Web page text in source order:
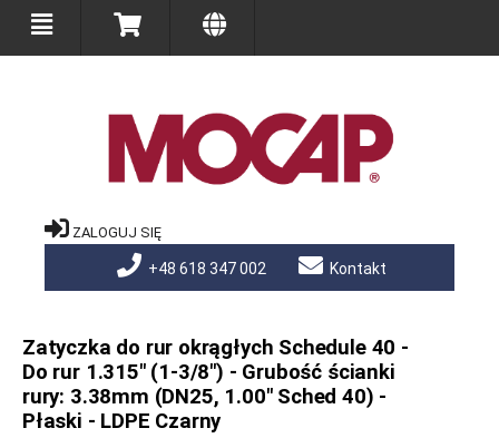
ZALOGUJ SIĘ
+48 618 347 002 Kontakt
Zatyczka do rur okrągłych Schedule 40 -
Do rur 1.315" (1-3/8") - Grubość ścianki
rury: 3.38mm (DN25, 1.00" Sched 40) -
Płaski - LDPE Czarny